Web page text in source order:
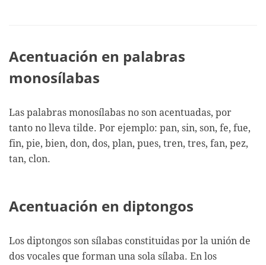
Acentuación en palabras
monosílabas
Las palabras monosílabas no son acentuadas, por
tanto no lleva tilde. Por ejemplo: pan, sin, son, fe, fue,
fin, pie, bien, don, dos, plan, pues, tren, tres, fan, pez,
tan, clon.
Acentuación en diptongos
Los diptongos son sílabas constituidas por la unión de
dos vocales que forman una sola sílaba. En los